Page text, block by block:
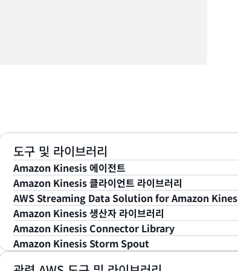
도구 및 라이브러리
Amazon Kinesis 에이전트
Amazon Kinesis 에이전트는 사전 구축된 Java 애플리
Kinesis 데이터 스트림으로 전송하는 간편한 방법을 제
터베이스 서버 등과 같은 Linux 기반 서버 환경에 설치
니터링하고 데이터를 데이터 스트림으로 지속적으로 전
요.
Amazon Kinesis 클라이언트 라이브러리
Amazon Kinesis 스트림에서 가져온 데이터를 읽고
게 개발하는 데 도움이 되는 사전 구축된 라이브러리입
조정, 스트리밍 데이터 로드 밸런싱, 분산 서비스 조직
문제를 처리합니다. 따라서 이 라이브러리를 사용하면
AWS Streaming Data Solution for Amazon
Amazon Kinesis용 AWS 스트리밍 데이터 솔루션을사
트림 데이터 분석, 데이터 레이크로 지속적 전송 등과
습니다.
Amazon Kinesis 생산자 라이브러리
Amazon Kinesis 생산자 라이브러리는 Amazon
용이 간편하고 쉽게 구성 가능한 라이브러리입니다. 또
Amazon Kinesis Connector Library
Amazon Kinesis Data Streams를 다른 AWS 서비스
Amazon Kinesis Storm Spout
Amazon Kinesis Data Streams를 Apache Storm과